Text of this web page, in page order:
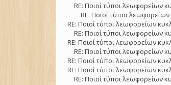
RE: Ποιοί τύποι λεωφορείων
RE: Ποιοί τύποι
RE: Ποιοί τύποι λεωφορείων
RE: Ποιοί τύποι λεωφορείων
RE: Ποιοί τύποι λεωφορείων
RE: Ποιοί τύποι λεωφορείων
RE: Ποιοί τύποι λεωφορείων
RE: Ποιοί τύποι λεωφορείων
RE: Ποιοί τύποι λεωφορείων